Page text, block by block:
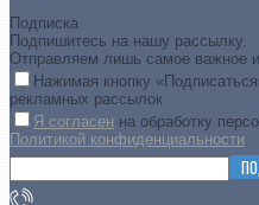
Подписка
Подпишитесь на нашу рассылку.
Отправляем лишь самое важное
Нажимая кнопку
рекламных рассылок
Я согласен на обработку
Политикой конфиденциальности